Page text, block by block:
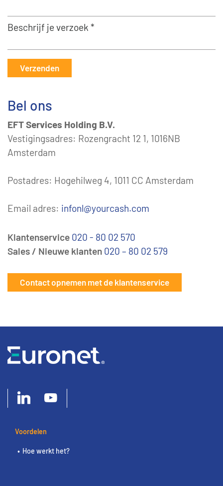
Beschrijf je verzoek *
Verzenden
Bel ons
EFT Services Holding B.V.
Vestigingsadres: Rozengracht 12 1, 1016NB
Amsterdam
Postadres: Hogehilweg 4, 1011 CC Amsterdam
Email adres: infonl@yourcash.com
Klantenservice 020 - 80 02 570
Sales / Nieuwe klanten 020 – 80 02 579
Contact opnemen met de klantenservice
Voordelen
Hoe werkt het?